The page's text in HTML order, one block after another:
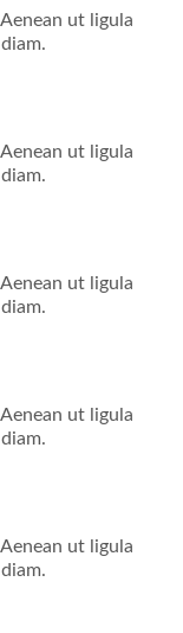
ut ligula
ut ligula
ut ligula
ut ligula
ut ligula